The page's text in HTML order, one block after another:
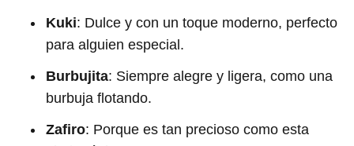
Kuki: Dulce y con un toque moderno, perfecto
para alguien especial.
Burbujita: Siempre alegre y ligera, como una
burbuja flotando.
Zafiro: Porque es tan precioso como esta